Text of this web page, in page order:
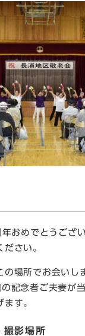
おめでとうござ
さい。
場所でお会いし
記念者ご夫妻が
す。
撮影場所